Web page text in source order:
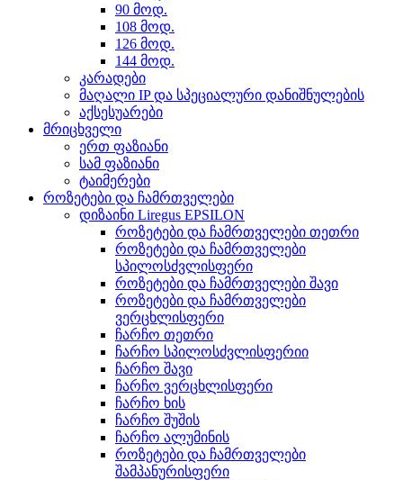
90 მოდ.
108 მოდ.
126 მოდ.
144 მოდ.
კარადები
მაღალი IP და სპეციალური დანიშნულების
აქსესუარები
მრიცხველი
ერთ ფაზიანი
სამ ფაზიანი
ტაიმერები
როზეტები და ჩამრთველები
დიზაინი Liregus EPSILON
როზეტები და ჩამრთველები თეთრი
როზეტები და ჩამრთველები
სპილოსძვლისფერი
როზეტები და ჩამრთველები შავი
როზეტები და ჩამრთველები
ვერცხლისფერი
ჩარჩო თეთრი
ჩარჩო სპილოსძვლისფერიი
ჩარჩო შავი
ჩარჩო ვერცხლისფერი
ჩარჩო ხის
ჩარჩო შუშის
ჩარჩო ალუმინის
როზეტები და ჩამრთველები
შამპანურისფერი